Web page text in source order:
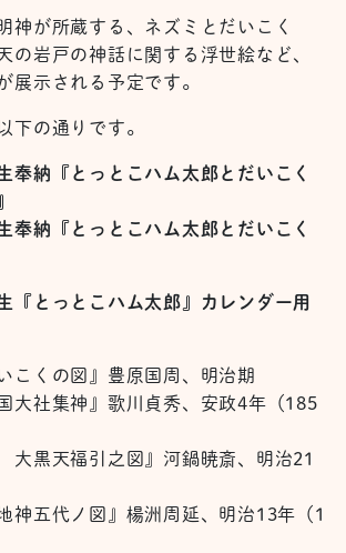
神が所蔵する、ネズミとだいこく
の岩戸の神話に関する浮世絵など、
展示される予定です。
下の通りです。
奉納『とっとこハム太郎とだいこく
奉納『とっとこハム太郎とだいこく
『とっとこハム太郎』カレンダー用
こくの図』豊原国周、明治期
大社集神』歌川貞秀、安政4年（185
大黒天福引之図』河鍋暁斎、明治21
神五代ノ図』楊洲周延、明治13年（1